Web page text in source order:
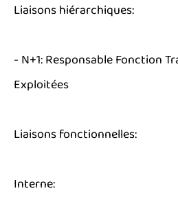
Liaisons hiérarchiques:
- N+1: Responsable Fonction
Exploitées
Liaisons fonctionnelles:
Interne: